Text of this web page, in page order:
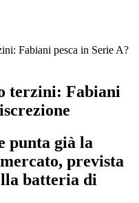
Fabiani pesca in Serie A?
terzini: Fabiani
punta già la
prevista
batteria di